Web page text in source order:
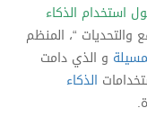
استخدام الذكاء
والتحديات “، المنظم
و الذي دامت
الذكاء